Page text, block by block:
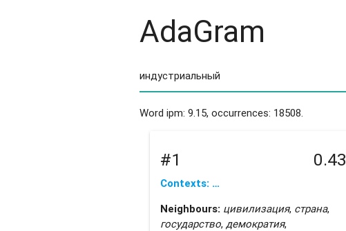
AdaGram
Word ipm: 9.15, occurrences: 18508.
#1 0.43
Contexts: …
Neighbours: цивилизация, страна,
государство, демократия,